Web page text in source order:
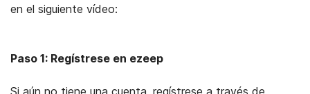
en el siguiente vídeo:
Paso 1: Regístrese en ezeep
Si aún no tiene una cuenta, regístrese a través de